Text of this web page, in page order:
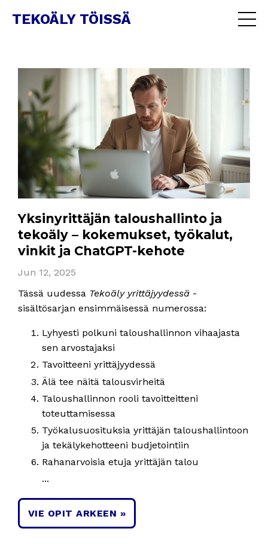
TEKOÄLY TÖISSÄ
Yksinyrittäjän taloushallinto ja
tekoäly – kokemukset, työkalut,
vinkit ja ChatGPT-kehote
Jun 12, 2025
Tässä uudessa Tekoäly yrittäjyydessä -
sisältösarjan ensimmäisessä numerossa:
Lyhyesti polkuni taloushallinnon vihaajasta
sen arvostajaksi
Tavoitteeni yrittäjyydessä
Älä tee näitä talousvirheitä
Taloushallinnon rooli tavoitteitteni
toteuttamisessa
Työkalusuosituksia yrittäjän taloushallintoon
ja tekälykehotteeni budjetointiin
Rahanarvoisia etuja yrittäjän talou
...
VIE OPIT ARKEEN »